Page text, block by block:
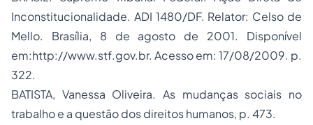
Inconstitucionalidade. ADI 1480/DF. Relator: Celso de
Mello. Brasília, 8 de agosto de 2001. Disponível
em:http://www.stf.gov.br. Acesso em: 17/08/2009. p.
322.
BATISTA, Vanessa Oliveira. As mudanças sociais no
trabalho e a questão dos direitos humanos, p. 473.